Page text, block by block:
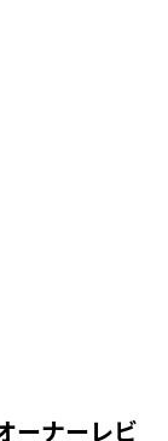
ーナーレビ